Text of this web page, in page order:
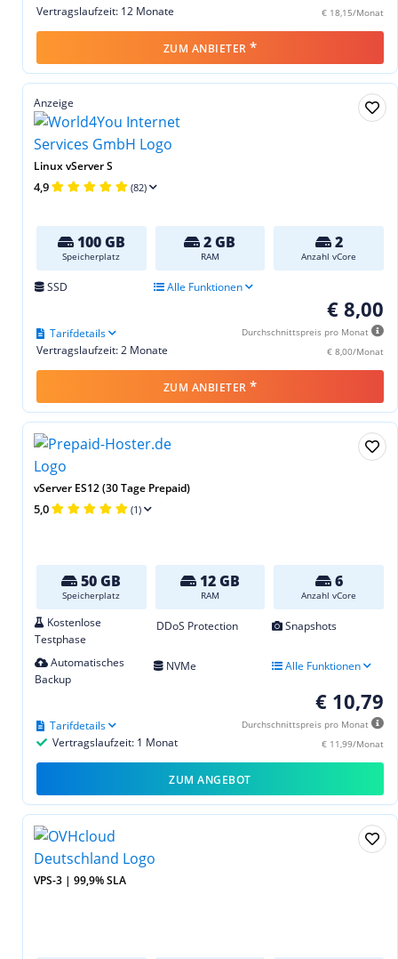
€ 18,15/Monat
Vertragslaufzeit: 12 Monate
ZUM ANBIETER *
Anzeige
Linux vServer S
4,9 (82)
100 GB
Speicherplatz
2 GB
RAM
2
Anzahl vCore
SSD Alle Funktionen
€ 8,00
Durchschnittspreis pro Monat
€ 8,00/Monat
Vertragslaufzeit: 2 Monate
Tarifdetails
ZUM ANBIETER *
vServer ES12 (30 Tage Prepaid)
5,0 (1)
50 GB
Speicherplatz
12 GB
RAM
6
Anzahl vCore
Kostenlose
Testphase
DDoS Protection Snapshots
Automatisches
Backup
NVMe Alle Funktionen
€ 10,79
Durchschnittspreis pro Monat
€ 11,99/Monat
Vertragslaufzeit: 1 Monat
Tarifdetails
ZUM ANGEBOT
VPS-3 | 99,9% SLA